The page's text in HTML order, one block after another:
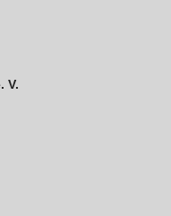
V.